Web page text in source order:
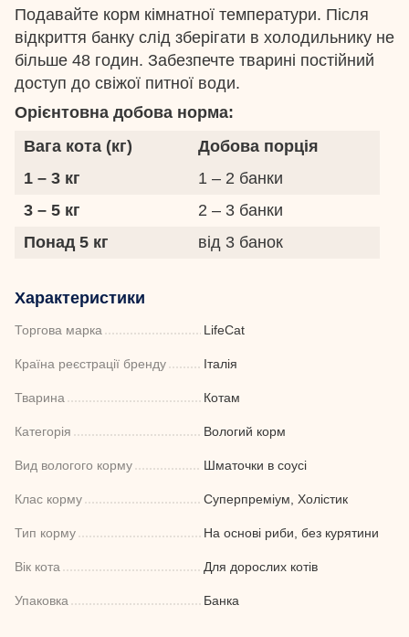
Подавайте корм кімнатної температури. Після
відкриття банку слід зберігати в холодильнику не
більше 48 годин. Забезпечте тварині постійний
доступ до свіжої питної води.
Орієнтовна добова норма:
Вага кота (кг)
Добова порція
1 – 3 кг
1 – 2 банки
3 – 5 кг
2 – 3 банки
Понад 5 кг
від 3 банок
Характеристики
Торгова марка LifeCat
Країна реєстрації бренду Італія
Тварина Котам
Категорія Вологий корм
Вид вологого корму Шматочки в соусі
Клас корму Суперпреміум, Холістик
Тип корму На основі риби, без курятини
Вік кота Для дорослих котів
Упаковка Банка